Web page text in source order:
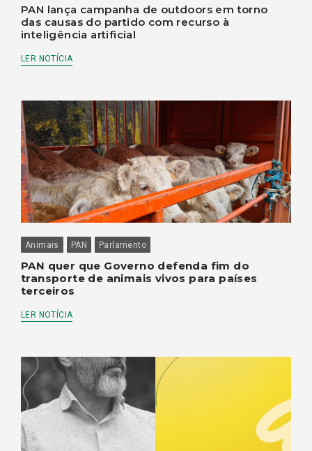
PAN lança campanha de outdoors em torno
das causas do partido com recurso à
inteligência artificial
LER NOTÍCIA
Animais PAN Parlamento
PAN quer que Governo defenda fim do
transporte de animais vivos para países
terceiros
LER NOTÍCIA